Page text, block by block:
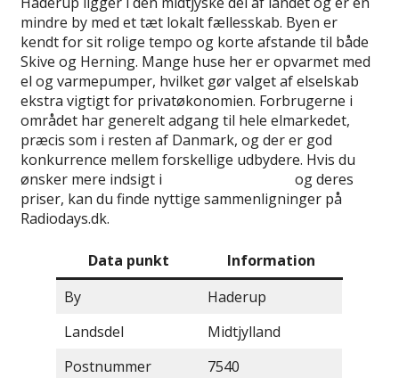
mindre by med et tæt lokalt fællesskab. Byen er
kendt for sit rolige tempo og korte afstande til både
Skive og Herning. Mange huse her er opvarmet med
el og varmepumper, hvilket gør valget af elselskab
ekstra vigtigt for privatøkonomien. Forbrugerne i
området har generelt adgang til hele elmarkedet,
præcis som i resten af Danmark, og der er god
konkurrence mellem forskellige udbydere. Hvis du
ønsker mere indsigt i
og deres
priser, kan du finde nyttige sammenligninger på
Radiodays.dk.
Data punkt
Information
By
Haderup
Landsdel
Midtjylland
Postnummer
7540